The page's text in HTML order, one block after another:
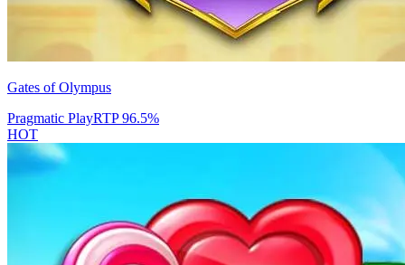
Gates of Olympus
Pragmatic PlayRTP96.5%
HOT